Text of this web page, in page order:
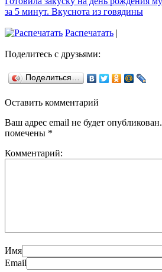
за 5 минут. Вкуснота из говядины
Распечатать |
Поделитесь с друзьями:
Поделиться…
Оставить комментарий
Ваш адрес email не будет опубликован.
помечены *
Комментарий:
Имя
Email